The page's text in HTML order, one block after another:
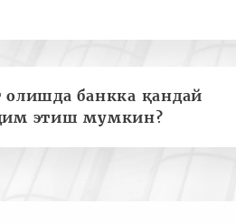
банкка қандай
этиш мумкин?